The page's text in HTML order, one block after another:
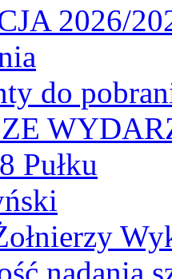
2026/
do
Pułku